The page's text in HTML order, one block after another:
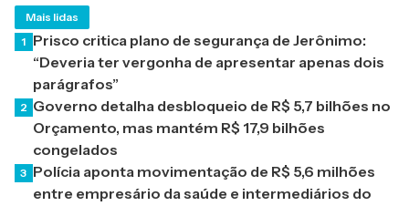
Mais lidas
1 Prisco critica plano de segurança de Jerônimo:
“Deveria ter vergonha de apresentar apenas dois
parágrafos”
2 Governo detalha desbloqueio de R$ 5,7 bilhões no
Orçamento, mas mantém R$ 17,9 bilhões
congelados
3 Polícia aponta movimentação de R$ 5,6 milhões
entre empresário da saúde e intermediários do